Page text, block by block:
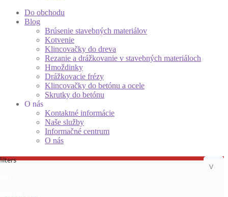
Do obchodu
Blog
Brúsenie stavebných materiálov
Kotvenie
Klincovačky do dreva
Rezanie a drážkovanie v stavebných materiáloch
Hmoždinky
Drážkovacie frézy
Klincovačky do betónu a ocele
Skrutky do betónu
O nás
Kontaktné informácie
Naše služby
Informačné centrum
O nás